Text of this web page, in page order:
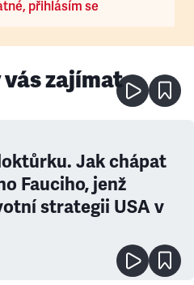
přihlásím se
zajímat
Jak chápat
Fauciho, jenž
strategii USA v